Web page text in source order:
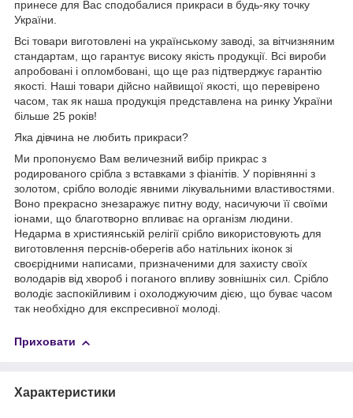
принесе для Вас сподобалися прикраси в будь-яку точку
України.
Всі товари виготовлені на українському заводі, за вітчизняним
стандартам, що гарантує високу якість продукції. Всі вироби
апробовані і опломбовані, що ще раз підтверджує гарантію
якості. Наші товари дійсно найвищої якості, що перевірено
часом, так як наша продукція представлена на ринку України
більше 25 років!
Яка дівчина не любить прикраси?
Ми пропонуємо Вам величезний вибір прикрас з
родированого срібла з вставками з фіанітів. У порівнянні з
золотом, срібло володіє явними лікувальними властивостями.
Воно прекрасно знезаражує питну воду, насичуючи її своїми
іонами, що благотворно впливає на організм людини.
Недарма в християнській релігії срібло використовують для
виготовлення перснів-оберегів або натільних іконок зі
своєрідними написами, призначеними для захисту своїх
володарів від хвороб і поганого впливу зовнішніх сил. Срібло
володіє заспокійливим і охолоджуючим дією, що буває часом
так необхідно для експресивної молоді.
Приховати
Характеристики